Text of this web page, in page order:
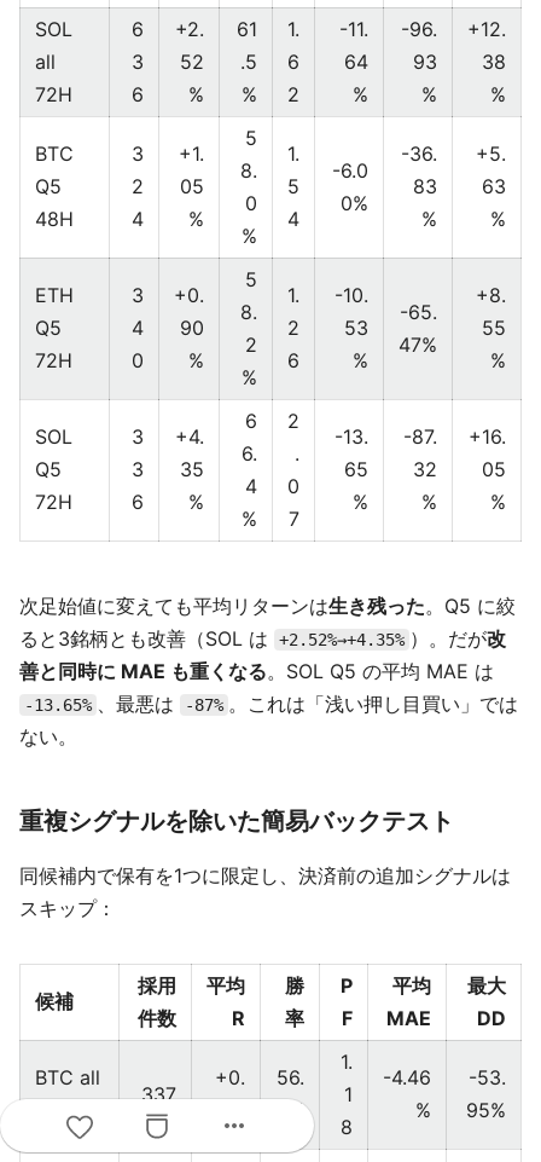
SOL
all
72H
6
3
6
+2.
52
%
61
.5
%
1.
6
2
-11.
64
%
-96.
93
%
+12.
38
%
BTC
Q5
48H
3
2
4
+1.
05
%
5
8.
0
%
1.
5
4
-6.0
0%
-36.
83
%
+5.
63
%
ETH
Q5
72H
3
4
0
+0.
90
%
5
8.
2
%
1.
2
6
-10.
53
%
-65.
47%
+8.
55
%
SOL
Q5
72H
3
3
6
+4.
35
%
6
6.
4
%
2
.
0
7
-13.
65
%
-87.
32
%
+16.
05
%
次足始値に変えても平均リターンは生き残った。Q5 に絞
ると3銘柄とも改善（SOL は
+2.52%→+4.35% ）。だが改
善と同時に MAE も重くなる。SOL Q5 の平均 MAE は
-13.65% 、最悪は -87% 。これは「浅い押し目買い」では
ない。
重複シグナルを除いた簡易バックテスト
同候補内で保有を1つに限定し、決済前の追加シグナルは
スキップ：
候補
採用
件数
平均
R
勝
率
P
F
平均
MAE
最大
DD
BTC all
48H
337
+0.
56.
1%
1.
1
8
-4.46
%
-53.
95%
more_horiz